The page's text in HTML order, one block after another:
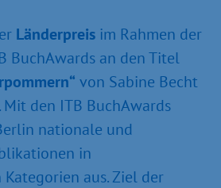
Länderpreis im Rahmen der
BuchAwards an den Titel
von Sabine Becht
Mit den ITB BuchAwards
nationale und
in
aus. Ziel der